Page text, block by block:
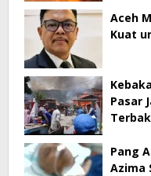
Aceh
Kuat
Pasar
Pang
Azima